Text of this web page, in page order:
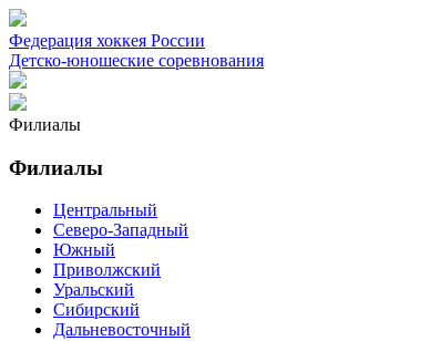
Федерация хоккея России
Детско-юношеские соревнования
Филиалы
Филиалы
Центральный
Северо-Западный
Южный
Приволжский
Уральский
Сибирский
Дальневосточный